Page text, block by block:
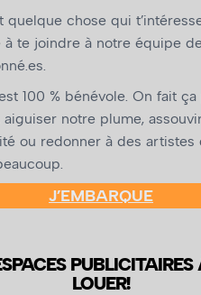
quelque chose qui
à te joindre à notre équipe
100 % bénévole. On fait
aiguiser notre plume,
ou redonner à des artistes
J’EMBARQUE
PUBLICITAIRES
LOUER!